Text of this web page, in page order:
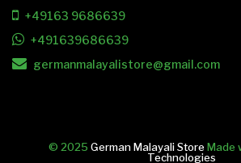
+49163 9686639
+491639686639
germanmalayalistore@gmail.com
© 2025 German Malayali Store Made
Technologies